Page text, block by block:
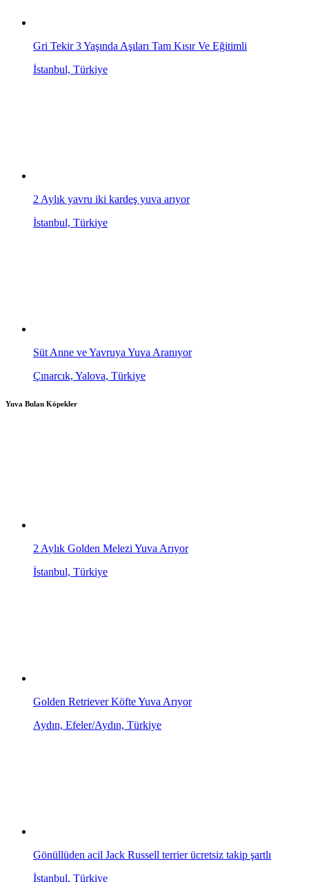
Gri Tekir 3 Yaşında Aşıları Tam Kısır Ve Eğitimli
İstanbul, Türkiye
2 Aylık yavru iki kardeş yuva arıyor
İstanbul, Türkiye
Süt Anne ve Yavruya Yuva Aranıyor
Çınarcık, Yalova, Türkiye
Yuva Bulan Köpekler
2 Aylık Golden Melezi Yuva Arıyor
İstanbul, Türkiye
Golden Retriever Köfte Yuva Arıyor
Aydın, Efeler/Aydın, Türkiye
Gönüllüden acil Jack Russell terrier ücretsiz takip şartlı
İstanbul, Türkiye